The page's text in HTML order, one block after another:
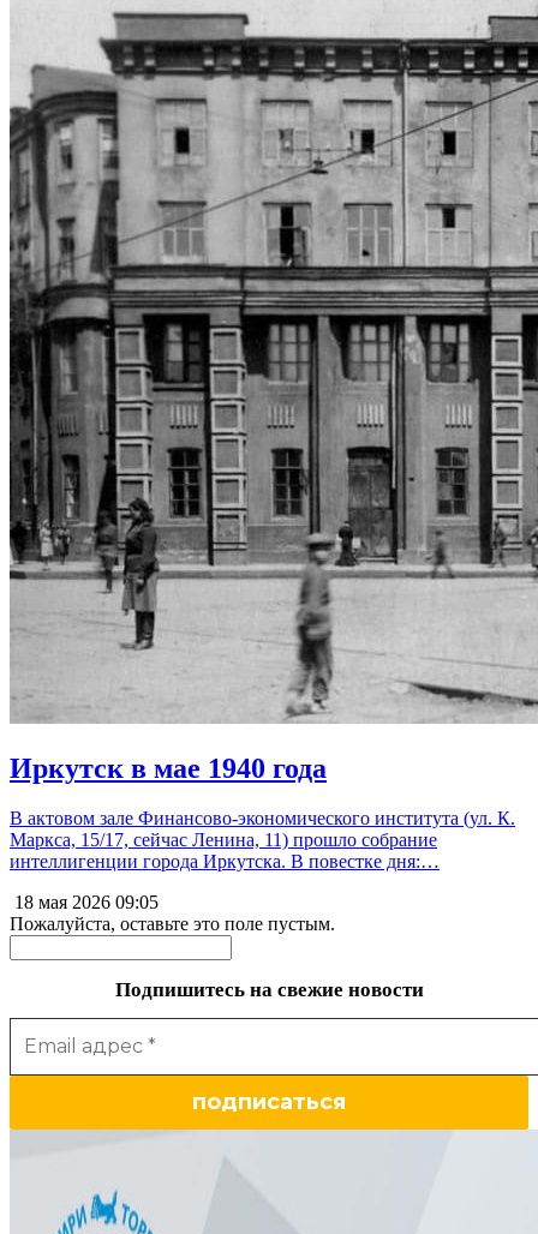
Иркутск в мае 1940 года
В актовом зале Финансово-экономического института (ул. К.
Маркса, 15/17, сейчас Ленина, 11) прошло собрание
интеллигенции города Иркутска. В повестке дня:…
18 мая 2026 09:05
Пожалуйста, оставьте это поле пустым.
Подпишитесь на свежие новости